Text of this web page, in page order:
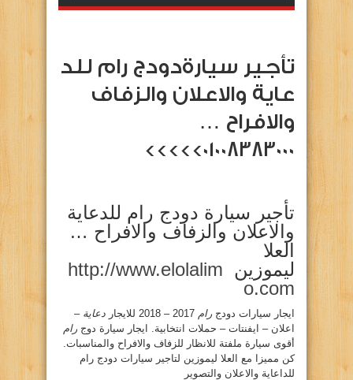
تأجير سيارةدودج رام للد
عاية والاعلان والزفاف
والافراح …
01008383000>>>>>
تأجير سيارة دودج رام للدعاية
والاعلان والزفاف والافراح …
العلا
ليموزين http://www.elolalim
o.com
ايجار سيارات دودج رام دعاية –
اعلان – ايفنتات – حملات انتخابية. ايجار سيارة دوج رام
أقوى سيارة ملفتة للانظار للزفاف والافراح والمناسبات.
كن مميزا مع العلا ليموزين لتاجير سيارات دودج رام
للداعاية والاعلان والتصوير